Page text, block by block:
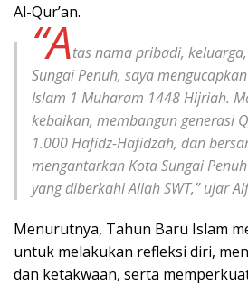
Al-Qur’an.
“Atas nama pribadi,
Sungai Penuh, saya
Islam 1 Muharam 1448 Hijriah.
kebaikan, membangun generasi
1.000 Hafidz-Hafidzah, dan
mengantarkan Kota Sungai
yang diberkahi Allah SWT,” ujar
Menurutnya, Tahun Baru Islam
untuk melakukan refleksi diri,
dan ketakwaan, serta